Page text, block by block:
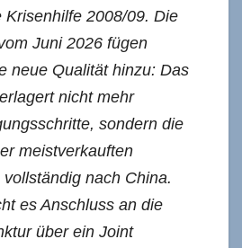
Krisenhilfe 2008/09. Die
Juni 2026 fügen
neue Qualität hinzu: Das
nicht mehr
sondern die
meistverkauften
nach China.
es Anschluss an die
über ein Joint